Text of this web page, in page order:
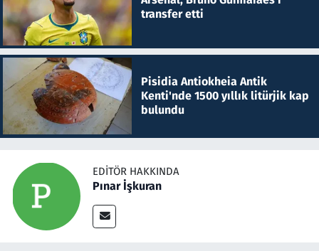
transfer etti
Pisidia Antiokheia Antik
Kenti'nde 1500 yıllık litürjik kap
bulundu
EDITÖR HAKKINDA
Pınar İşkuran